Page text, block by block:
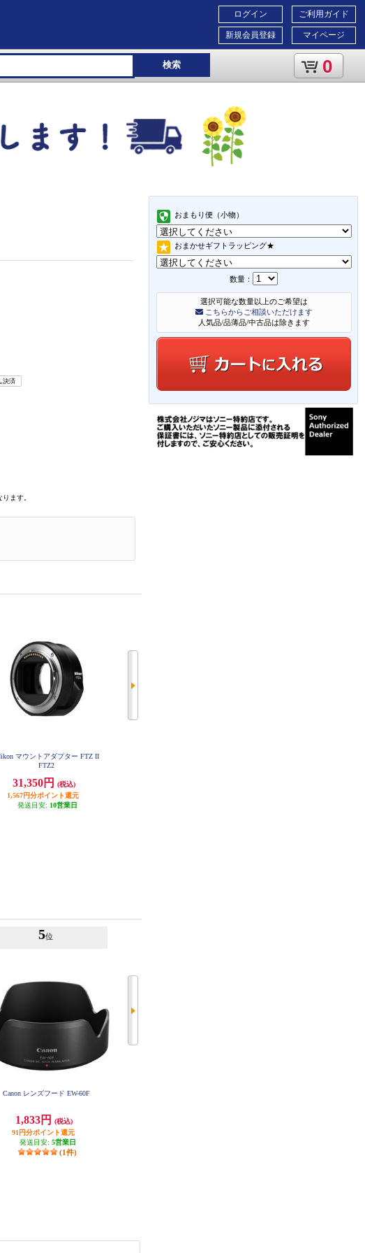
ご利用ガイド
マイページ
ログイン
新規会員登録
検索 0
おまもり便（小物）
おまかせギフトラッピング★
数量：
選択可能な数量以上のご希望は
こちらからご相談いただけます
人気品/品薄品/中古品は除きます
決済
ます。
マウントアダプター FTZ II
FTZ2
31,350円
(税込)
1,567円分ポイント還元
発送目安: 10営業日
5位
Canon レンズフード EW-60F
1,833円
(税込)
91円分ポイント還元
発送目安: 5営業日
(1件)